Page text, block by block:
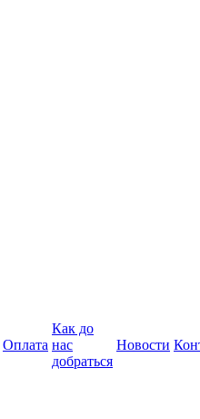
Оплата
Как до
нас
добраться
Новости